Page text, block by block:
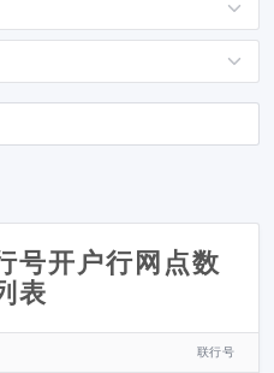
号开户行网点数
表
联行号